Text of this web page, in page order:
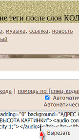
теги после слов